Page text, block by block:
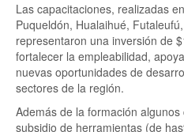
Las capacitaciones, realizadas
Puqueldón, Hualaihué,
representaron una inversión de
fortalecer la empleabilidad,
nuevas oportunidades de
sectores de la región.
Además de la formación
subsidio de herramientas (de